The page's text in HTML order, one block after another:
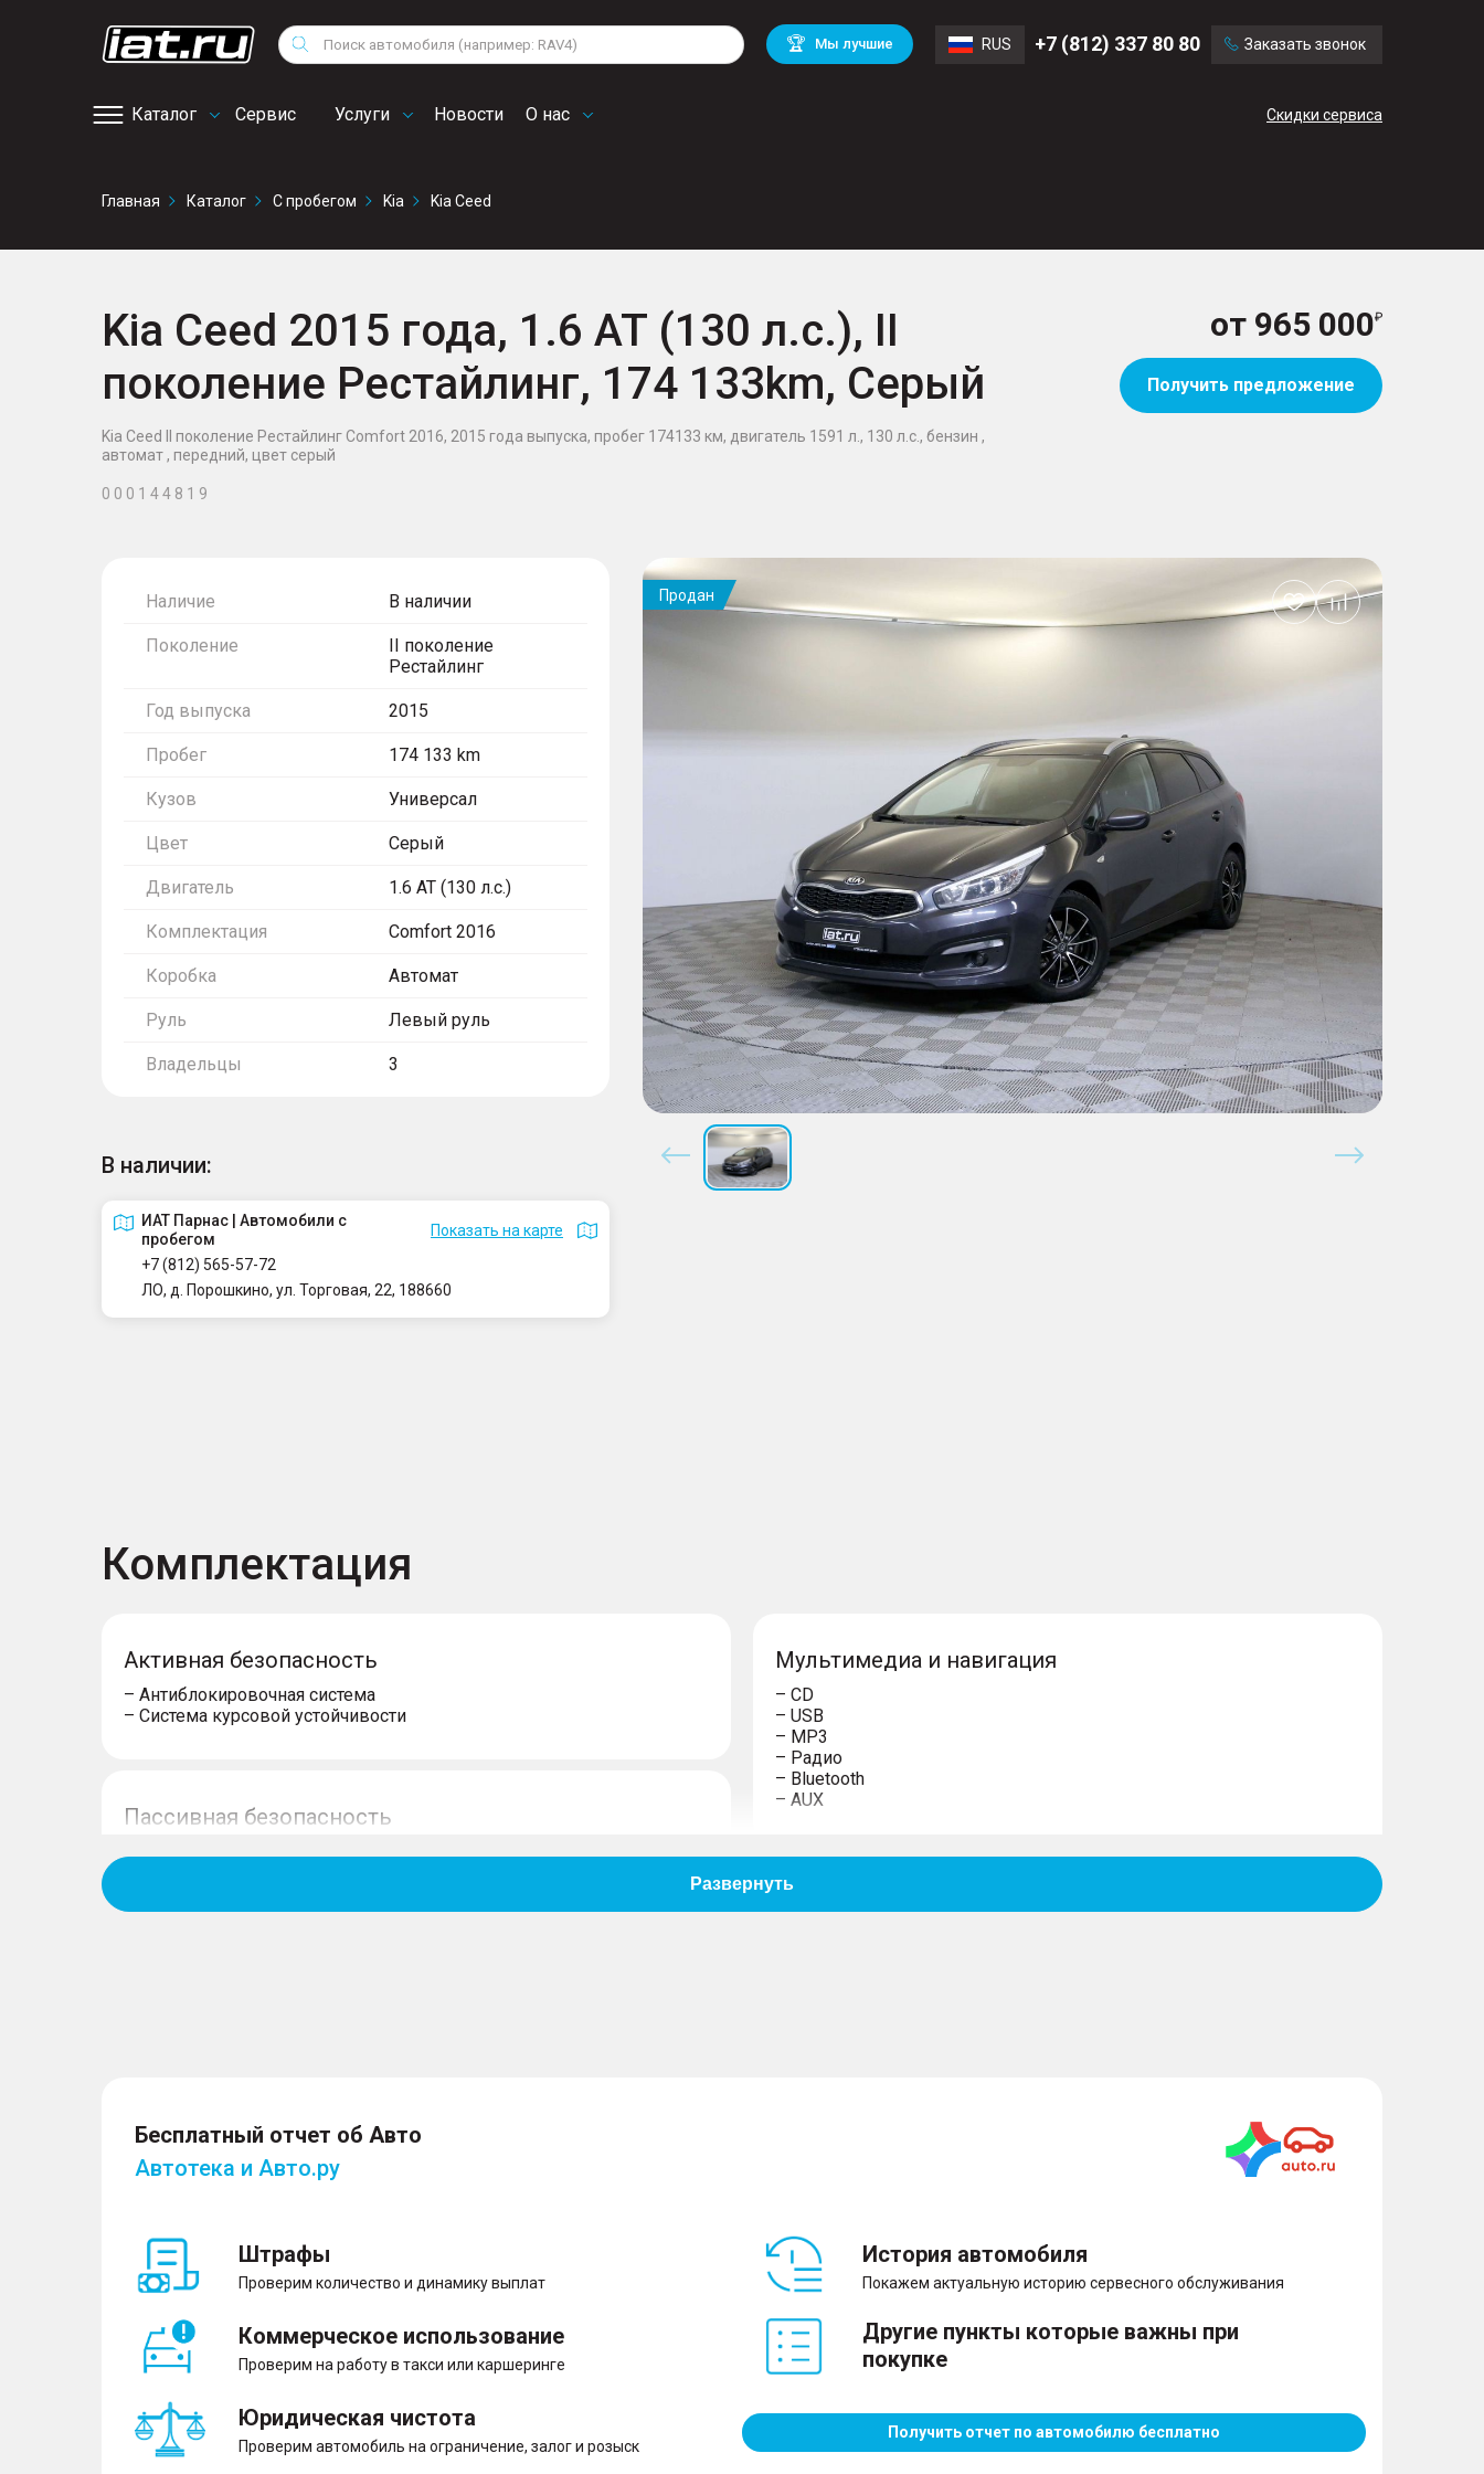
Поиск 🏆 Мы лучшие RUS +7 (812) 337 80 80 Заказать звонок
Каталог Сервис
сервис
Услуги Новости О нас Скидки сервиса
Снегоходы
Квадроциклы
Volkswagen
Mitsubishi BMW
Audi
Chevrolet Volvo
Главная Каталог С пробегом Kia Kia Ceed
Kia Ceed 2015 года, 1.6 AT (130 л.с.), II
поколение Рестайлинг, 174 133km, Серый
Kia Ceed II поколение Рестайлинг Comfort 2016, 2015 года выпуска, пробег 174133 км, двигатель 1591 л., 130 л.с., бензин ,
автомат , передний, цвет серый
0 0 0 1 4 4 8 1 9
от 965 000
Получить предложение
Наличие В наличии
Поколение
II поколение
Рестайлинг
Год выпуска 2015
Пробег 174 133 km
Кузов Универсал
Цвет Серый
Двигатель 1.6 AT (130 л.с.)
Комплектация Comfort 2016
Коробка Автомат
Руль Левый руль
Владельцы 3
В наличии:
ИАТ Парнас | Автомобили с
пробегом
Показать на карте
+7 (812) 565-57-72
ЛО, д. Порошкино, ул. Торговая, 22, 188660
Продан
Добавить
в
Комплектация
Активная безопасность
– Антиблокировочная система
– Система курсовой устойчивости
Пассивная безопасность
– Подушки безопасности водителя
– Блокировка замков задних дверей
– Бортовой компьютер
– Круиз-контроль
– Парктроник задний
– Датчик дождя
Комфорт
Мультимедиа и навигация
– CD
– USB
– MP3
– Радио
– Bluetooth
– AUX
Освещение
– Галогенные фары
– Огни дневного хода
Комплектность
Бесплатный отчет об Авто
Автотека и Авто.ру
Штрафы
Проверим количество и динамику выплат
Коммерческое использование
Проверим на работу в такси или каршеринге
Юридическая чистота
Проверим автомобиль на ограничение, залог и розыск
История автомобиля
Покажем актуальную историю сервесного обслуживания
Другие пункты которые важны при
покупке
Получить отчет по автомобилю бесплатно